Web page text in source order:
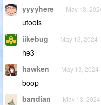
yyyyhere May 13,
utools
iikebug May 13, 2024
he3
hawken May 13, 2024
boop
bandian May 13, 2024